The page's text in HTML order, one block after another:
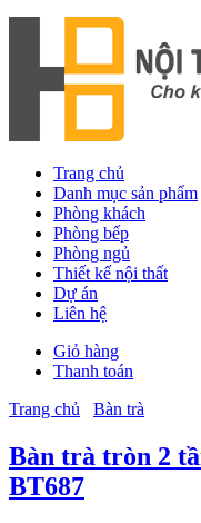
Trang chủ
Danh mục sản phẩm
Phòng khách
Phòng bếp
Phòng ngủ
Thiết kế nội thất
Dự án
Liên hệ
Giỏ hàng
Thanh toán
Trang chủ
Bàn trà
Bàn trà tròn 2
BT687